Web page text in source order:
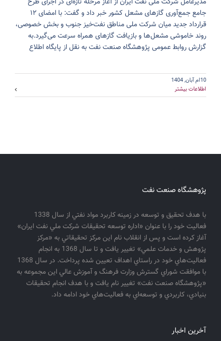
جامع جمع‌آوری گازهای مشعل کشور خبر داد و گفت: با امضای ۱۲
قرارداد جدید میان شرکت ملی مناطق نفت‌خیز جنوب و بخش خصوصی،
روند خاموشی مشعل‌ها و بازیافت گازهای همراه سرعت می‌گیرد.به
گزارش روابط عمومی پژوهشگاه صنعت نفت به نقل از پایگاه اطلاع
10ام آبان, 1404
اطلاعات بیشتر
پژوهشگاه صنعت نفت
با هدف تحقيق و توسعه در زمينه كاربرد مواد نفتي از سال 1338
فعاليت خود را با عنوان «اداره توسعه تحقيقات شركت ملي نفت ايران»
آغاز كرده است و پس از انقلاب نام اين مركز تحقيقاتي به «مركز
پژوهش و خدمات علمي» تغيير يافت و تا سال 1368 به انجام
فعاليت‌هاي خود در راستاي اهداف تعيين شده پرداخت. در سال 1368
با موافقت شوراي گسترش وزارت فرهنگ و آموزش عالي اين مجموعه به
«پژوهشگاه صنعت نفت» تغيير نام يافت و با هدف انجام تحقيقات
بنيادي، كاربردي و توسعه‌اي به فعاليت‌هاي خود ادامه داد.
آخرین اخبار